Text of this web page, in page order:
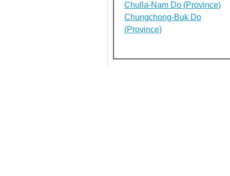
Chulla-Nam Do (Province)
Chungchong-Buk Do
(Province)